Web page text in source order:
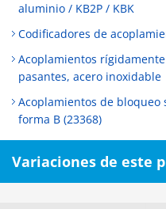
aluminio / KB2P / KBK
Codificadores de
Acoplamientos
pasantes, acero inoxidable
Acoplamientos de
forma B (23368)
Variaciones de este